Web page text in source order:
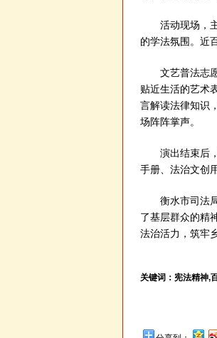
活动现场，主
的学法氛围。近
文艺普法志愿
贴近生活的艺术
言解读法律知识
场阵阵掌声。
演出结束后，
手册、法治文创
衡水市司法局
了基层群众的精
法治活力，筑牢
关键词： 宪法精神,